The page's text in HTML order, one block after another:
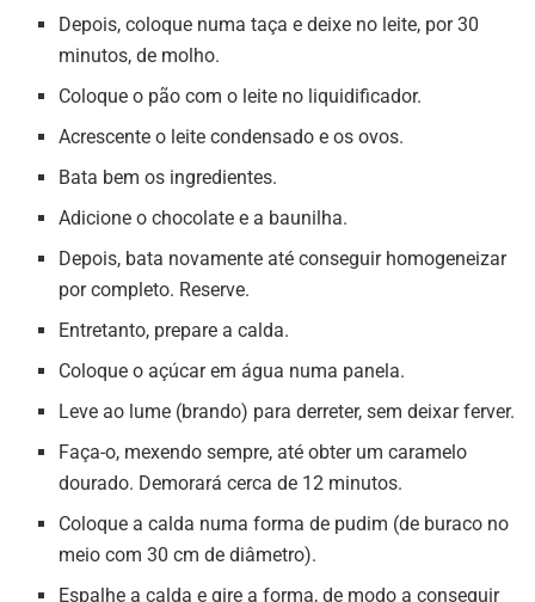
Depois, coloque numa taça e deixe no leite, por 30
minutos, de molho.
Coloque o pão com o leite no liquidificador.
Acrescente o leite condensado e os ovos.
Bata bem os ingredientes.
Adicione o chocolate e a baunilha.
Depois, bata novamente até conseguir homogeneizar
por completo. Reserve.
Entretanto, prepare a calda.
Coloque o açúcar em água numa panela.
Leve ao lume (brando) para derreter, sem deixar ferver.
Faça-o, mexendo sempre, até obter um caramelo
dourado. Demorará cerca de 12 minutos.
Coloque a calda numa forma de pudim (de buraco no
meio com 30 cm de diâmetro).
Espalhe a calda e gire a forma, de modo a conseguir